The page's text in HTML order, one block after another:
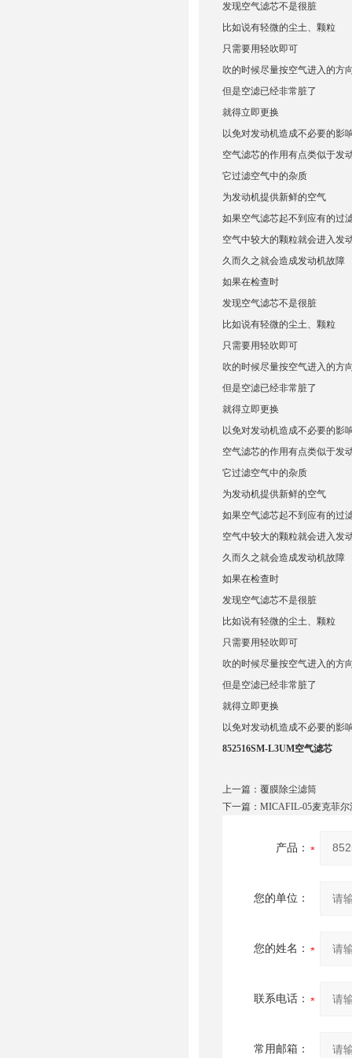
发现空气滤芯不是很脏
比如说有轻微的尘土、颗粒
只需要用轻吹即可
吹的时候尽量按空气进入的方
但是空滤已经非常脏了
就得立即更换
以免对发动机造成不必要的影
空气滤芯的作用有点类似于发
它过滤空气中的杂质
为发动机提供新鲜的空气
如果空气滤芯起不到应有的过
空气中较大的颗粒就会进入发
久而久之就会造成发动机故障
如果在检查时
发现空气滤芯不是很脏
比如说有轻微的尘土、颗粒
只需要用轻吹即可
吹的时候尽量按空气进入的方
但是空滤已经非常脏了
就得立即更换
以免对发动机造成不必要的影
空气滤芯的作用有点类似于发
它过滤空气中的杂质
为发动机提供新鲜的空气
如果空气滤芯起不到应有的过
空气中较大的颗粒就会进入发
久而久之就会造成发动机故障
如果在检查时
发现空气滤芯不是很脏
比如说有轻微的尘土、颗粒
只需要用轻吹即可
吹的时候尽量按空气进入的方
但是空滤已经非常脏了
就得立即更换
以免对发动机造成不必要的影
852516SM-L3UM空气滤芯
上一篇： 覆膜除尘滤筒
下一篇： MICAFIL-05麦克菲尔
产品：
您的单位：
您的姓名：
联系电话：
常用邮箱：